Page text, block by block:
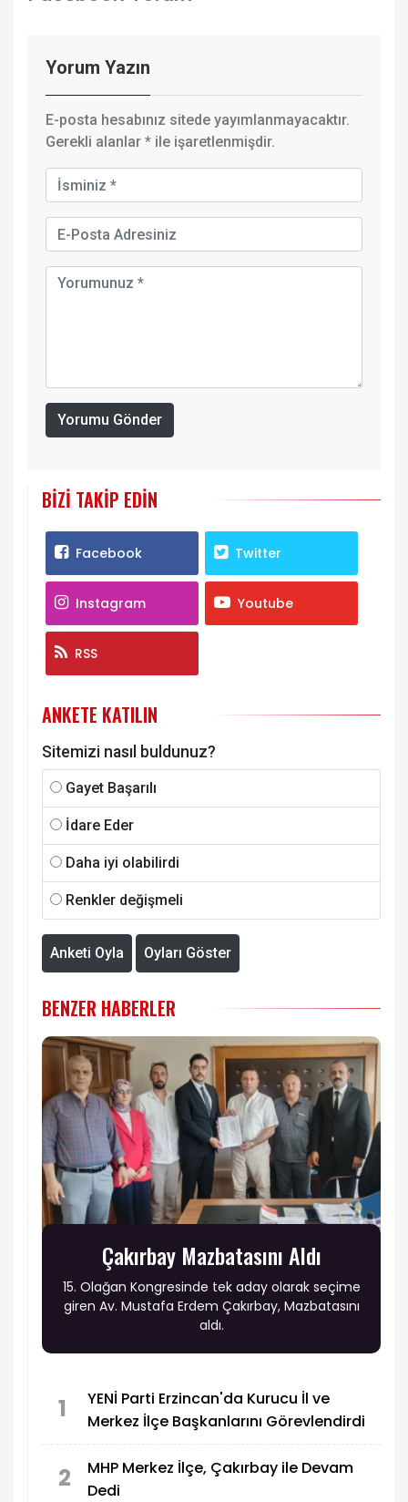
Yorum Yazın
E-posta hesabınız sitede yayımlanmayacaktır.
Gerekli alanlar * ile işaretlenmişdir.
Yorumu Gönder
BIZI TAKIP EDIN
Facebook Twitter
Instagram Youtube
RSS
ANKETE KATILIN
Sitemizi nasıl buldunuz?
Gayet Başarılı
İdare Eder
Daha iyi olabilirdi
Renkler değişmeli
Anketi Oyla Oyları Göster
BENZER HABERLER
Çakırbay Mazbatasını Aldı
15. Olağan Kongresinde tek aday olarak seçime
giren Av. Mustafa Erdem Çakırbay, Mazbatasını
aldı.
1
YENİ Parti Erzincan'da Kurucu İl ve
Merkez İlçe Başkanlarını Görevlendirdi
2
MHP Merkez İlçe, Çakırbay ile Devam
Dedi